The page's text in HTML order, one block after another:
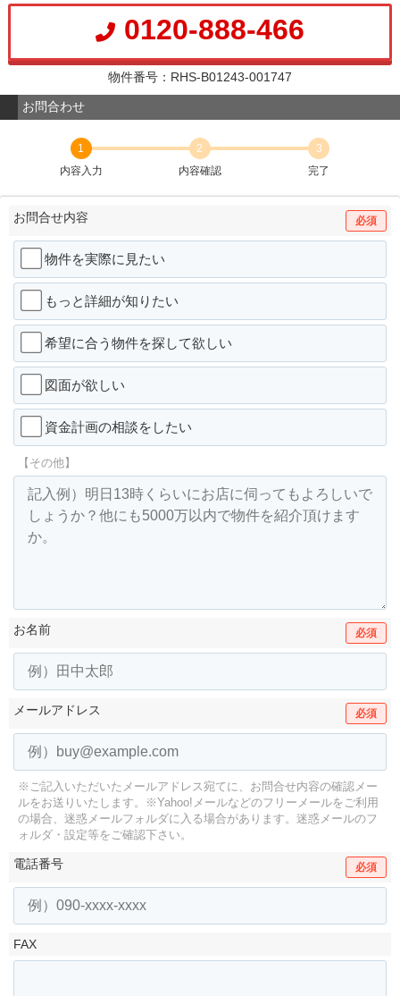
0120-888-466
物件番号：RHS-B01243-001747
お問合わせ
1
内容入力
2
内容確認
3
完了
お問合せ内容 必須
物件を実際に見たい
もっと詳細が知りたい
希望に合う物件を探して欲しい
図面が欲しい
資金計画の相談をしたい
【その他】
お名前 必須
メールアドレス 必須
※ご記入いただいたメールアドレス宛てに、お問合せ内容の確認メー
ルをお送りいたします。
※Yahoo!メールなどのフリーメールをご利用
の場合、迷惑メールフォルダに入る場合があります。 迷惑メールのフ
ォルダ・設定等をご確認下さい。
電話番号 必須
FAX